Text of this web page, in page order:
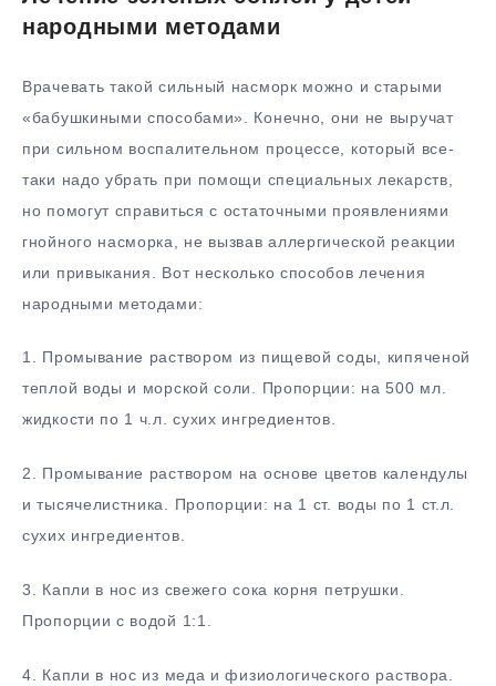
народными методами
Врачевать такой сильный насморк можно и старыми
«бабушкиными способами». Конечно, они не выручат
при сильном воспалительном процессе, который все-
таки надо убрать при помощи специальных лекарств,
но помогут справиться с остаточными проявлениями
гнойного насморка, не вызвав аллергической реакции
или привыкания. Вот несколько способов лечения
народными методами:
1. Промывание раствором из пищевой соды, кипяченой
теплой воды и морской соли. Пропорции: на 500 мл.
жидкости по 1 ч.л. сухих ингредиентов.
2. Промывание раствором на основе цветов календулы
и тысячелистника. Пропорции: на 1 ст. воды по 1 ст.л.
сухих ингредиентов.
3. Капли в нос из свежего сока корня петрушки.
Пропорции с водой 1:1.
4. Капли в нос из меда и физиологического раствора.